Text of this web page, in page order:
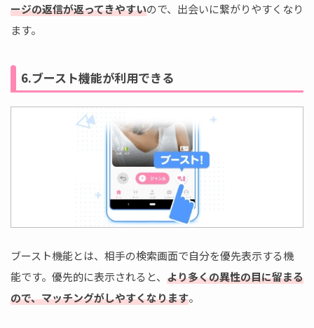
ージの返信が返ってきやすいので、出会いに繋がりやすくなり
ます。
6.ブースト機能が利用できる
ブースト機能とは、相手の検索画面で自分を優先表示する機
能です。優先的に表示されると、 より多くの異性の目に留まる
ので、マッチングがしやすくなります。